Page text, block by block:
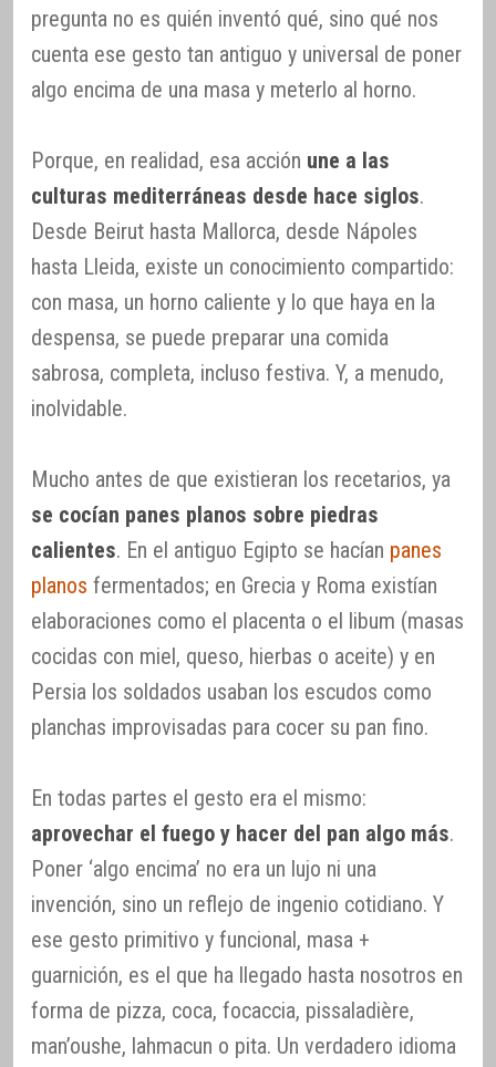
pregunta no es quién inventó qué, sino qué nos
cuenta ese gesto tan antiguo y universal de poner
algo encima de una masa y meterlo al horno.
Porque, en realidad, esa acción une a las
culturas mediterráneas desde hace siglos.
Desde Beirut hasta Mallorca, desde Nápoles
hasta Lleida, existe un conocimiento compartido:
con masa, un horno caliente y lo que haya en la
despensa, se puede preparar una comida
sabrosa, completa, incluso festiva. Y, a menudo,
inolvidable.
Mucho antes de que existieran los recetarios, ya
se cocían panes planos sobre piedras
calientes. En el antiguo Egipto se hacían panes
planos fermentados; en Grecia y Roma existían
elaboraciones como el placenta o el libum (masas
cocidas con miel, queso, hierbas o aceite) y en
Persia los soldados usaban los escudos como
planchas improvisadas para cocer su pan fino.
En todas partes el gesto era el mismo:
aprovechar el fuego y hacer del pan algo más.
Poner ‘algo encima’ no era un lujo ni una
invención, sino un reflejo de ingenio cotidiano. Y
ese gesto primitivo y funcional, masa +
guarnición, es el que ha llegado hasta nosotros en
forma de pizza, coca, focaccia, pissaladière,
man’oushe, lahmacun o pita. Un verdadero idioma